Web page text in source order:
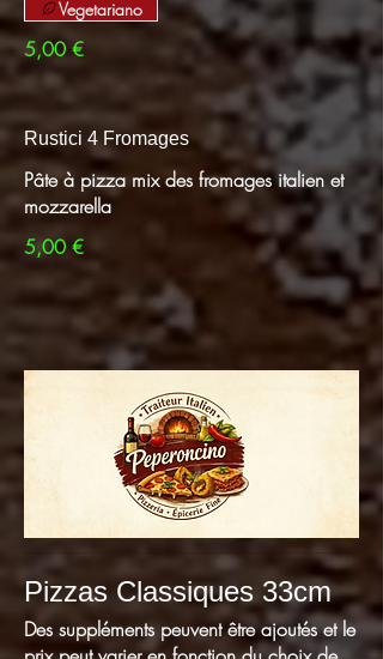
5,00 €
Vegetariano
Rustici 4 Fromages
Pâte à pizza mix des fromages italien et
mozzarella
5,00 €
Pizzas Classiques 33cm
Des suppléments peuvent être ajoutés et le